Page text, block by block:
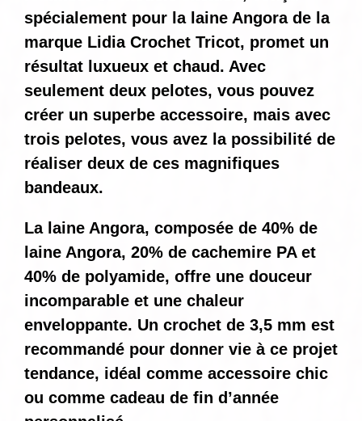
spécialement pour la laine Angora de la
marque Lidia Crochet Tricot, promet un
résultat luxueux et chaud. Avec
seulement deux pelotes, vous pouvez
créer un superbe accessoire, mais avec
trois pelotes, vous avez la possibilité de
réaliser deux de ces magnifiques
bandeaux.
La laine Angora, composée de 40% de
laine Angora, 20% de cachemire PA et
40% de polyamide, offre une douceur
incomparable et une chaleur
enveloppante. Un crochet de 3,5 mm est
recommandé pour donner vie à ce projet
tendance, idéal comme accessoire chic
ou comme cadeau de fin d’année